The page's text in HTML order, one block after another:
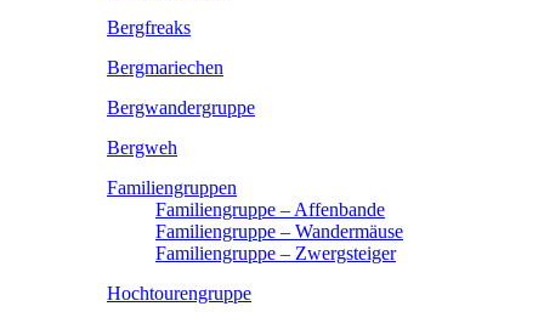
Bergfreaks
Bergmariechen
Bergwandergruppe
Bergweh
Familiengruppen
Familiengruppe – Affenbande
Familiengruppe – Wandermäuse
Familiengruppe – Zwergsteiger
Hochtourengruppe